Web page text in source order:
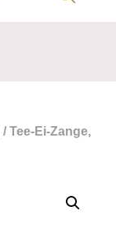
/ Tee-Ei-Zange,